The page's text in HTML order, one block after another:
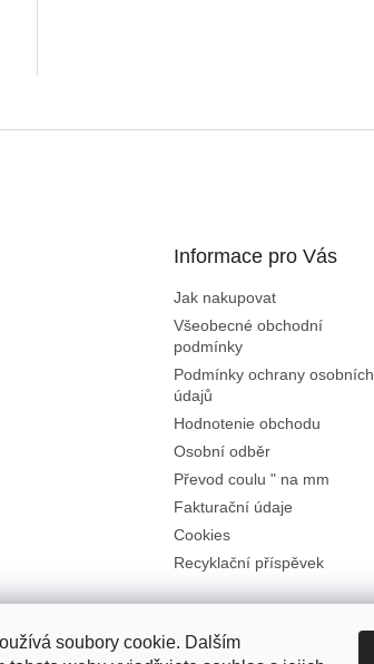
soubory cookie. Dalším
v
i
p
r
v
y
ý
p
s
u
Informace pro Vás
Jak nakupovat
Všeobecné obchodní
podmínky
Podmínky ochrany osobních
údajů
Hodnotenie obchodu
Osobní odběr
Převod coulu " na mm
Fakturační údaje
Cookies
Recyklační příspěvek